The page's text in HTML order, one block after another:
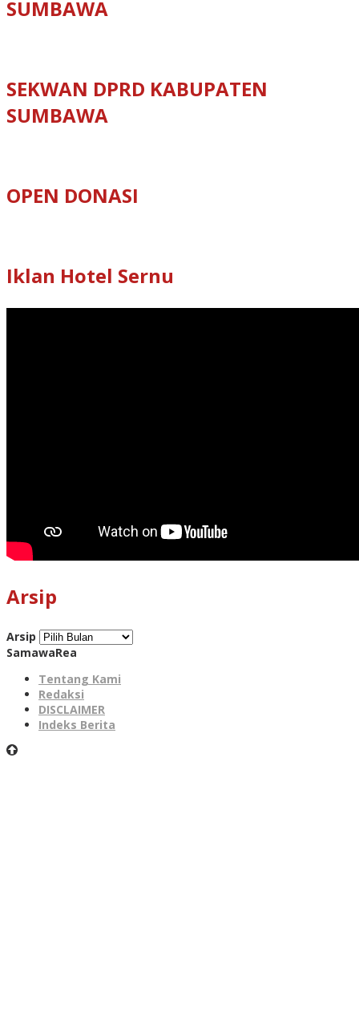
SUMBAWA
SEKWAN DPRD KABUPATEN
SUMBAWA
OPEN DONASI
Iklan Hotel Sernu
Arsip
Arsip
SamawaRea
Tentang Kami
Redaksi
DISCLAIMER
Indeks Berita